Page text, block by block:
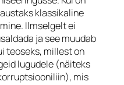
klassikaline
Ilmselgelt ei
ja see muudab
teoseks, millest on
lugudele (näiteks
mis